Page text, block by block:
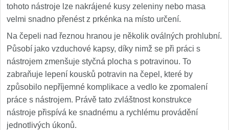
Nože Samura
Nože Samura MO-V 4
Nože Samura Bamboo 1
Ostřiče nožů V-Sharp
Brousky na nože 9
tohoto nástroje lze nakrájené kusy zeleniny nebo masa
velmi snadno přenést z prkénka na místo určení.
Na čepeli nad řeznou hranou je několik oválných prohlubní.
Působí jako vzduchové kapsy, díky nimž se při práci s
nástrojem zmenšuje styčná plocha s potravinou. To
zabraňuje lepení kousků potravin na čepel, které by
způsobilo nepříjemné komplikace a vedlo ke zpomalení
práce s nástrojem. Právě tato zvláštnost konstrukce
nástroje přispívá ke snadnému a rychlému provádění
jednotlivých úkonů.